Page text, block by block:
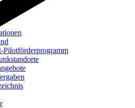
Pilotförderprogramm